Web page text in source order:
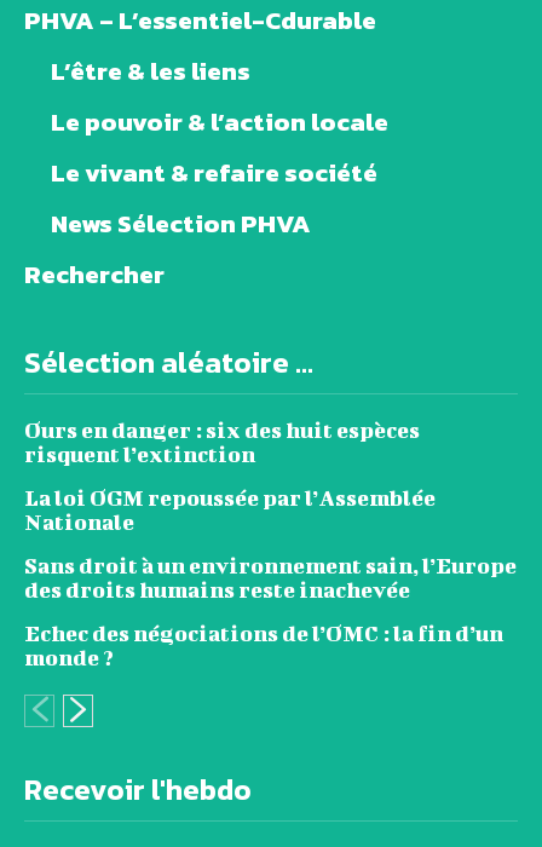
PHVA – L’essentiel-Cdurable
L’être & les liens
Le pouvoir & l’action locale
Le vivant & refaire société
News Sélection PHVA
Rechercher
Sélection aléatoire ...
Ours en danger : six des huit espèces
risquent l’extinction
La loi OGM repoussée par l’Assemblée
Nationale
Sans droit à un environnement sain, l’Europe
des droits humains reste inachevée
Echec des négociations de l’OMC : la fin d’un
monde ?
Recevoir l'hebdo